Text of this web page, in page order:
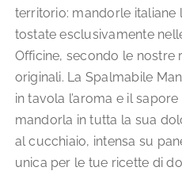
territorio: mandorle italiane
tostate esclusivamente
Officine, secondo le nostre
originali. La Spalmabile
in tavola l’aroma e il
mandorla in tutta la sua
al cucchiaio, intensa su
unica per le tue ricette di